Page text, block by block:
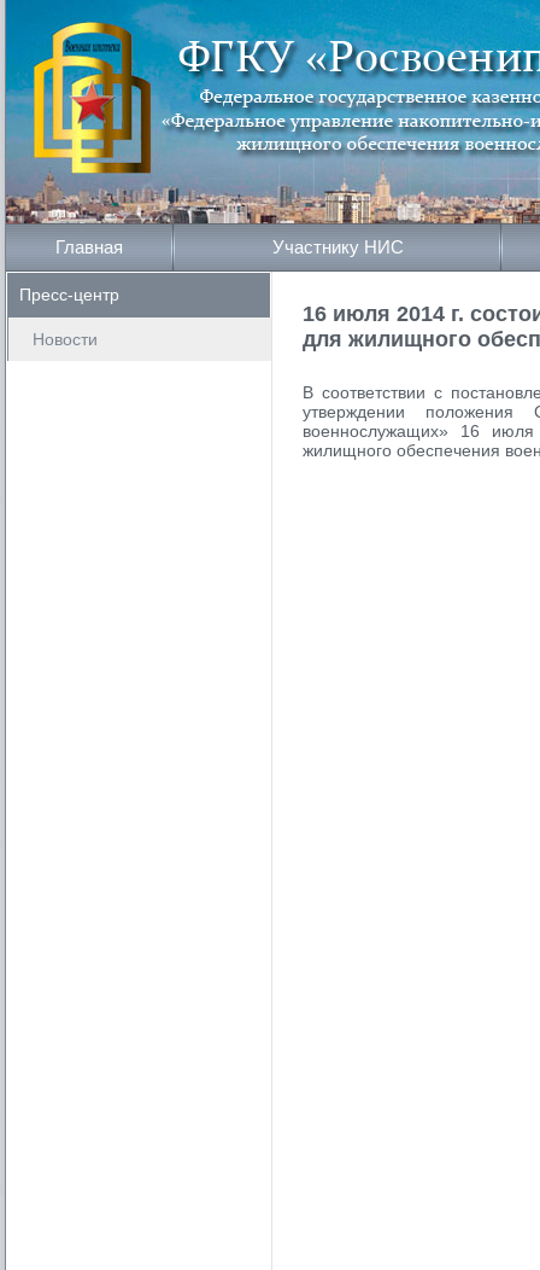
Главная Участнику НИС
Пресс-центр
Новости
16 июля 2014 г.
для жилищного
В соответствии с
утверждении положения
военнослужащих» 16 июля
жилищного обеспечения